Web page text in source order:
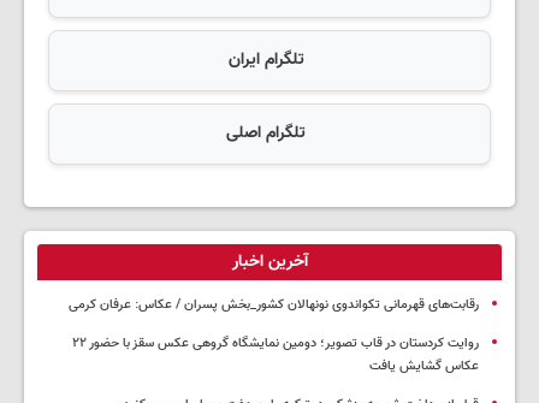
تلگرام ایران
تلگرام اصلی
آخرین اخبار
رقابت‌های قهرمانی تکواندوی نونهالان کشور_بخش پسران / عکاس: عرفان کرمی
روایت کردستان در قاب تصویر؛ دومین نمایشگاه گروهی عکس سقز با حضور ۲۲
عکاس گشایش یافت